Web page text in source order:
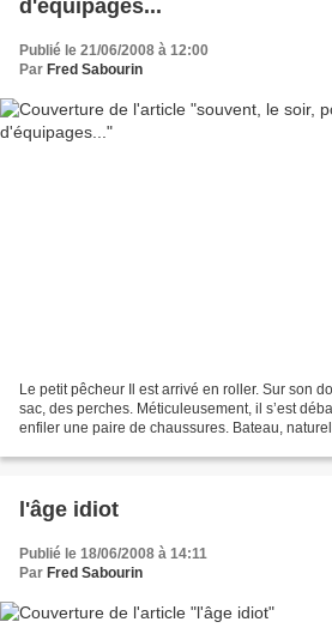
d'équipages...
Publié le 21/06/2008 à 12:00
Par Fred Sabourin
Le petit pêcheur Il est arrivé en roller. Sur son
sac, des perches. Méticuleusement, il s’est
enfiler une paire de chaussures. Bateau,
l'âge idiot
Publié le 18/06/2008 à 14:11
Par Fred Sabourin